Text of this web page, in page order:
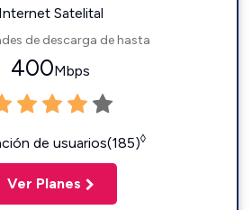
Internet Satelital
de descarga de hasta
400Mbps
de usuarios(185)◊
Ver Planes